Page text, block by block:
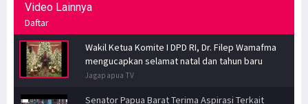
Video Lainnya
Daftar
Wakil Ketua Komite I DPD RI, Dr. Filep Wamafma
mengucapkan selamat natal dan tahun baru
Jagapapua TV
Senator Papua Barat Terima Aspirasi Terkait